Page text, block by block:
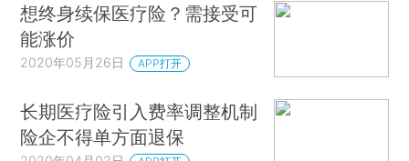
想终身续保医疗险？需接受可
能涨价
2020年05月26日 APP打开
长期医疗险引入费率调整机制
险企不得单方面退保